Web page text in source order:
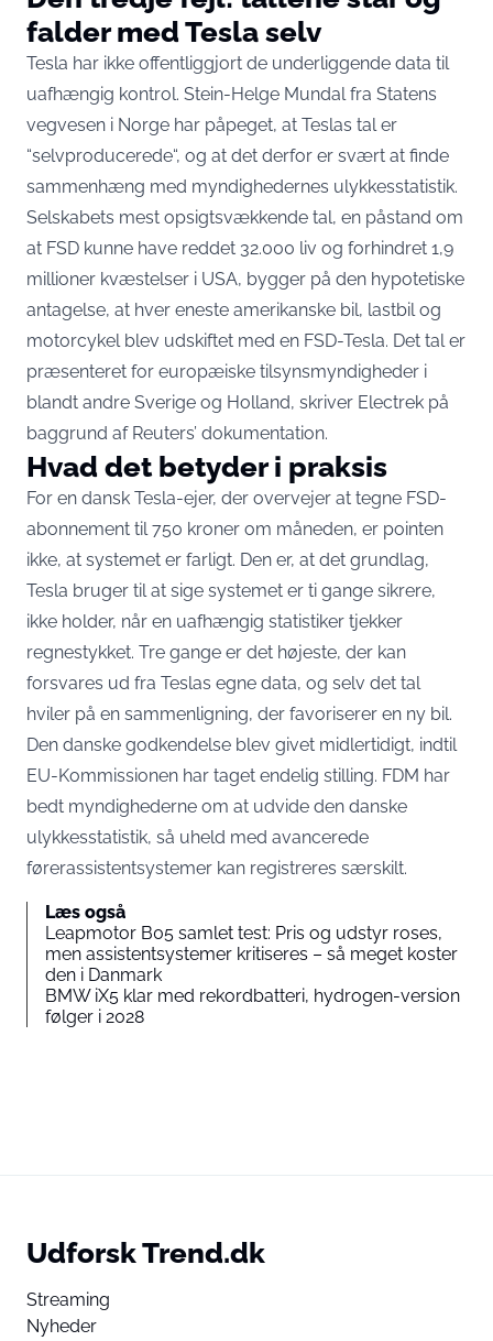
falder med Tesla selv
Tesla har ikke offentliggjort de underliggende data til
uafhængig kontrol. Stein-Helge Mundal fra Statens
vegvesen i Norge har påpeget, at Teslas tal er
“selvproducerede“, og at det derfor er svært at finde
sammenhæng med myndighedernes ulykkesstatistik.
Selskabets mest opsigtsvækkende tal, en påstand om
at FSD kunne have reddet 32.000 liv og forhindret 1,9
millioner kvæstelser i USA, bygger på den hypotetiske
antagelse, at hver eneste amerikanske bil, lastbil og
motorcykel blev udskiftet med en FSD-Tesla. Det tal er
præsenteret for europæiske tilsynsmyndigheder i
blandt andre Sverige og Holland, skriver Electrek på
baggrund af Reuters’ dokumentation.
Hvad det betyder i praksis
For en dansk Tesla-ejer, der overvejer at tegne FSD-
abonnement til 750 kroner om måneden, er pointen
ikke, at systemet er farligt. Den er, at det grundlag,
Tesla bruger til at sige systemet er ti gange sikrere,
ikke holder, når en uafhængig statistiker tjekker
regnestykket. Tre gange er det højeste, der kan
forsvares ud fra Teslas egne data, og selv det tal
hviler på en sammenligning, der favoriserer en ny bil.
Den danske godkendelse blev givet midlertidigt, indtil
EU-Kommissionen har taget endelig stilling. FDM har
bedt myndighederne om at udvide den danske
ulykkesstatistik, så uheld med avancerede
førerassistentsystemer kan registreres særskilt.
Læs også
Leapmotor B05 samlet test: Pris og udstyr roses,
men assistentsystemer kritiseres – så meget koster
den i Danmark
BMW iX5 klar med rekordbatteri, hydrogen-version
følger i 2028
Udforsk Trend.dk
Streaming
Nyheder